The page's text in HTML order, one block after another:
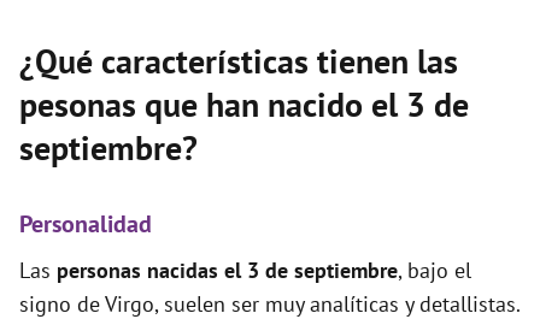
¿Qué características tienen las
pesonas que han nacido el 3 de
septiembre?
Personalidad
Las personas nacidas el 3 de septiembre, bajo el
signo de Virgo, suelen ser muy analíticas y detallistas.